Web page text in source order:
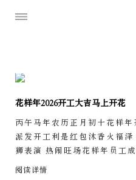
花样年2026开工大吉马上开花
丙午马年农历正月初十花样
派发开工利是红包沐香火福
狮表演 热闹旺场花样年员工
阅读详情